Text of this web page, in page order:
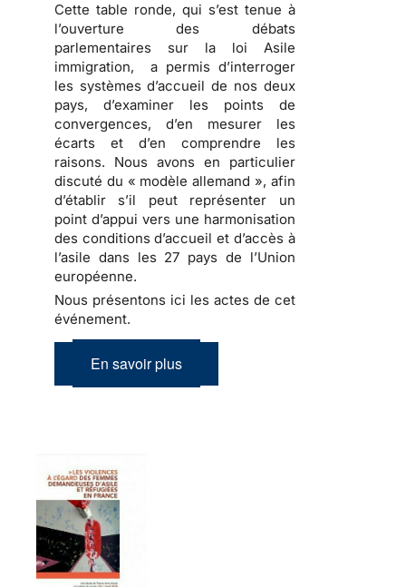
Cette table ronde, qui s’est tenue à
l’ouverture des débats
parlementaires sur la loi Asile
immigration, a permis d’interroger
les systèmes d’accueil de nos deux
pays, d’examiner les points de
convergences, d’en mesurer les
écarts et d’en comprendre les
raisons. Nous avons en particulier
discuté du « modèle allemand », afin
d’établir s’il peut représenter un
point d’appui vers une harmonisation
des conditions d’accueil et d’accès à
l’asile dans les 27 pays de l’Union
européenne.
Nous présentons ici les actes de cet
événement.
En savoir plus